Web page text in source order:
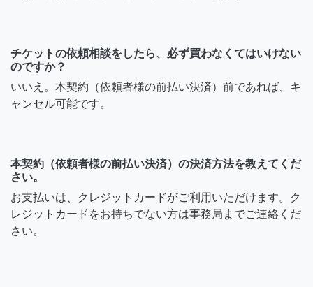
チケットの依頼相談をしたら、必ず買わなくてはいけない
のですか？
いいえ。本契約（依頼者様の前払い決済）前であれば、キ
ャンセル可能です。
本契約（依頼者様の前払い決済）の決済方法を教えてくだ
さい。
お支払いは、クレジットカードがご利用いただけます。ク
レジットカードをお持ちでない方は事務局までご連絡くだ
さい。